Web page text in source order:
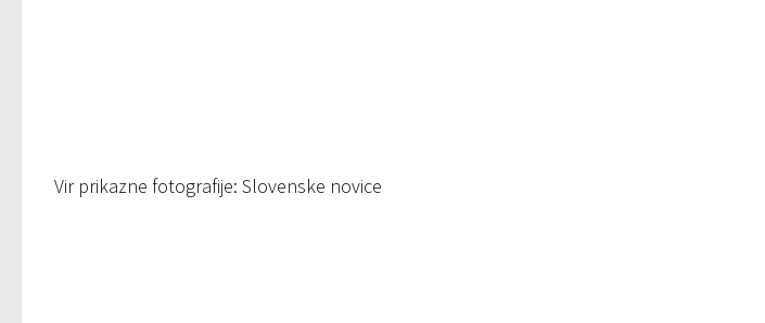
Vir prikazne fotografije: Slovenske novice